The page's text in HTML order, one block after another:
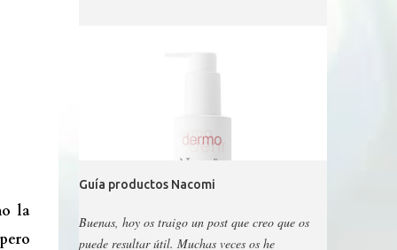
la
Guía productos Nacomi
Buenas, hoy os traigo un post que creo que os
puede resultar útil. Muchas veces os he